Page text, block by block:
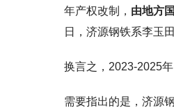
年产权改制， 由地方
日，济源钢铁系李玉
换言之，2023-2025
需要指出的是，济源